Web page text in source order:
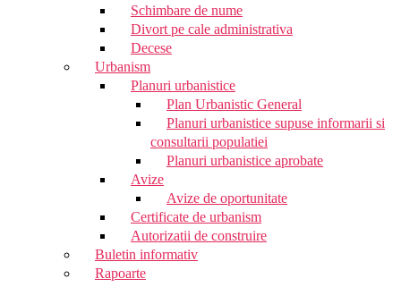
Schimbare de nume
Divort pe cale administrativa
Decese
Urbanism
Planuri urbanistice
Plan Urbanistic General
Planuri urbanistice supuse informarii si
consultarii populatiei
Planuri urbanistice aprobate
Avize
Avize de oportunitate
Certificate de urbanism
Autorizatii de construire
Buletin informativ
Rapoarte